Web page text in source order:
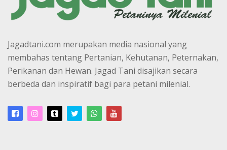
Jagadtani.com merupakan media nasional yang
membahas tentang Pertanian, Kehutanan, Peternakan,
Perikanan dan Hewan. Jagad Tani disajikan secara
berbeda dan inspiratif bagi para petani milenial.